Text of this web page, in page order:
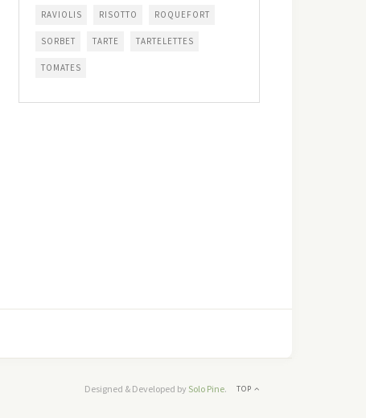
RAVIOLIS RISOTTO ROQUEFORT
SORBET TARTE TARTELETTES
TOMATES
TOP
Designed & Developed by Solo Pine.